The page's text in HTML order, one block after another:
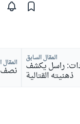
المقال السابق
راسل يكشف
ذهنيته القتالية
المقال
نصف